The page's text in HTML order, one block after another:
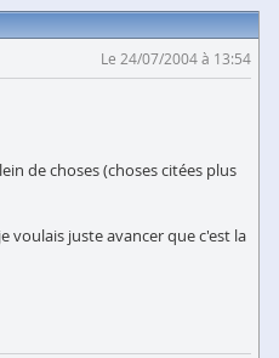
Le 24/07/2004 à 13:54
de choses (choses citées plus
voulais juste avancer que c'est la